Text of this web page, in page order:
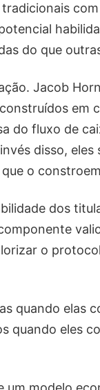
do que
Jacob
em
do fluxo de
disso, eles
o
dos
o
quando elas
quando eles